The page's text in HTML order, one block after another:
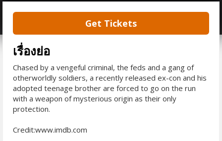
Get Tickets
เรื่องย่อ
Chased by a vengeful criminal, the feds and a gang of
otherworldly soldiers, a recently released ex-con and his
adopted teenage brother are forced to go on the run
with a weapon of mysterious origin as their only
protection.
Credit:www.imdb.com